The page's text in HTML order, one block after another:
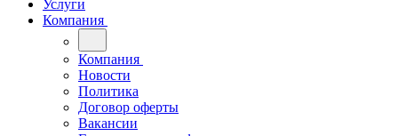
Услуги
Компания
Компания
Новости
Политика
Договор оферты
Вакансии